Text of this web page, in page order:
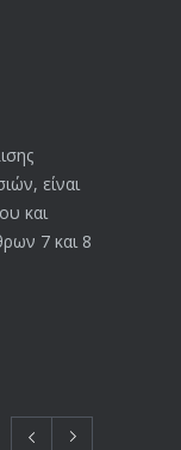
είναι
και
7 και 8